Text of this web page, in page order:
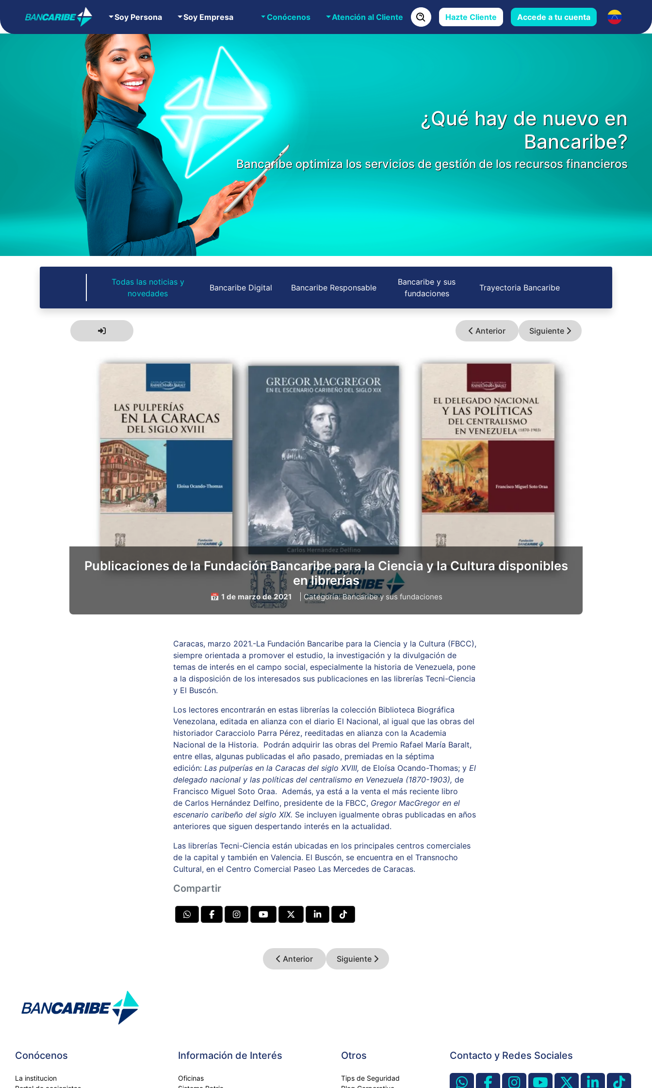
Soy Persona Soy Empresa Conócenos Atención al Cliente Hazte Cliente Accede a tu cuenta
¿Qué hay de nuevo en
Bancaribe?
Bancaribe optimiza los servicios de gestión de los recursos financieros
Todas las noticias y
novedades
Bancaribe Digital Bancaribe Responsable
Bancaribe y sus
fundaciones
Trayectoria Bancaribe
Anterior Siguiente
Publicaciones de la Fundación Bancaribe para la Ciencia y la Cultura disponibles
en librerías
📅 1 de marzo de 2021 | Categoría: Bancaribe y sus fundaciones
Caracas, marzo 2021.-La Fundación Bancaribe para la Ciencia y la Cultura (FBCC),
siempre orientada a promover el estudio, la investigación y la divulgación de
temas de interés en el campo social, especialmente la historia de Venezuela, pone
a la disposición de los interesados sus publicaciones en las librerías Tecni-Ciencia
y El Buscón.
Los lectores encontrarán en estas librerías la colección Biblioteca Biográfica
Venezolana, editada en alianza con el diario El Nacional, al igual que las obras del
historiador Caracciolo Parra Pérez, reeditadas en alianza con la Academia
Nacional de la Historia. Podrán adquirir las obras del Premio Rafael María Baralt,
entre ellas, algunas publicadas el año pasado, premiadas en la séptima
edición:Las pulperías en la Caracas del siglo XVIII, de Eloísa Ocando-Thomas; yEl
delegado nacional y las políticas del centralismo en Venezuela (1870-1903),de
Francisco Miguel Soto Oraa. Además, ya está a la venta el más reciente libro
de Carlos Hernández Delfino, presidente de la FBCC, Gregor MacGregor en el
escenario caribeño del siglo XIX. Se incluyen igualmente obras publicadas en años
anteriores que siguen despertando interés en la actualidad.
Las librerías Tecni-Ciencia están ubicadas en los principales centros comerciales
de la capital y también en Valencia. El Buscón, se encuentra en el Transnocho
Cultural, en el Centro Comercial Paseo Las Mercedes de Caracas.
Compartir
Anterior Siguiente
Conócenos
La institucion
Información de Interés
Oficinas
Otros
Tips de Seguridad
Contacto y Redes Sociales